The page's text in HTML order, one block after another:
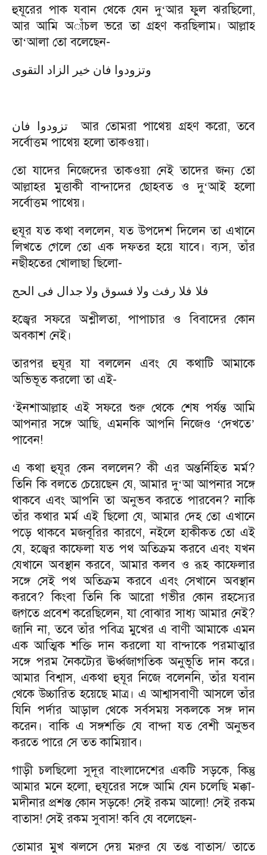
হুযূরের পাক যবান থেকে যেন দু‘আর ফুল ঝরছিলো,
আর আমি অাঁচল ভরে তা গ্রহণ করছিলাম। আল্লাহ
তা‘আলা তো বলেছেন-
وتزودوا فان خير الزاد التقوى
تزودوا فان
আর তোমরা পাথেয় গ্রহণ করো, তবে
সর্বোত্তম পাথেয় হলো তাকওয়া।
তো যাদের নিজেদের তাকওয়া নেই তাদের জন্য তো
আল্লাহর মুত্তাকী বান্দাদের ছোহবত ও দু‘আই হলো
সর্বোত্তম পাথেয়।
হুযূর যত কথা বললেন, যত উপদেশ দিলেন তা এখানে
লিখতে গেলে তো এক দফতর হয়ে যাবে। ব্যস, তাঁর
নছীহতের খোলাছা ছিলো-
فلا فلا رفث ولا فسوق ولا جدال فى الحج
হজ্বের সফরে অশ্লীলতা, পাপাচার ও বিবাদের কোন
অবকাশ নেই।
তারপর হুযূর যা বললেন এবং যে কথাটি আমাকে
অভিভূত করলো তা এই-
‘ইনশাআল্লাহ এই সফরে শুরু থেকে শেষ পর্যন্ত আমি
আপনার সঙ্গে আছি, এমনকি আপনি নিজেও
‘দেখতে’
পাবেন!
এ কথা হুযূর কেন বললেন? কী এর অন্তর্নিহিত মর্ম?
তিনি কি বলতে চেয়েছেন যে, আমার দু‘আ আপনার সঙ্গে
থাকবে এবং আপনি তা অনুভব করতে পারবেন? নাকি
তাঁর কথার মর্ম এই ছিলো যে, আমার দেহ তো এখানে
পড়ে থাকবে মজবূরির কারণে, নইলে হাকীকত তো এই
যে, হজ্বের কাফেলা যত পথ অতিক্রম করবে এবং যখন
যেখানে অবস্থান করবে, আমার কলব ও রূহ কাফেলার
সঙ্গে সেই পথ অতিক্রম করবে এবং সেখানে অবস্থান
করবে? কিংবা তিনি কি আরো গভীর কোন রহস্যের
জগতে প্রবেশ করেছিলেন, যা বোঝার সাধ্য আমার নেই?
জানি না, তবে তাঁর পবিত্র মুখের এ বাণী আমাকে এমন
এক আত্মিক শক্তি দান করলো যা বান্দাকে পরমাত্মার
সঙ্গে পরম নৈকট্যের ঊর্ধ্বজাগতিক অনুভূতি দান করে।
আমার বিশ্বাস, একথা হুযূর নিজে বলেননি, তাঁর যবান
থেকে উচ্চারিত হয়েছে মাত্র। এ আশ্বাসবাণী আসলে তাঁর
যিনি পর্দার আড়াল থেকে সর্বসময় সকলকে সঙ্গ দান
করেন। বাকি এ সঙ্গশক্তি যে বান্দা যত বেশী অনুভব
করতে পারে সে তত কামিয়াব।
গাড়ী চলছিলো সুদূর বাংলাদেশের একটি সড়কে, কিন্তু
আমার মনে হলো, হুযূরের সঙ্গে আমি যেন চলেছি মক্কা-
মদীনার প্রশস্ত কোন সড়কে! সেই রকম আলো! সেই রকম
বাতাস! সেই রকম সুবাস! কবি যে বলেছেন-
তোমার মুখ ঝলসে দেয় মরুর যে তপ্ত বাতাস/ তাতে